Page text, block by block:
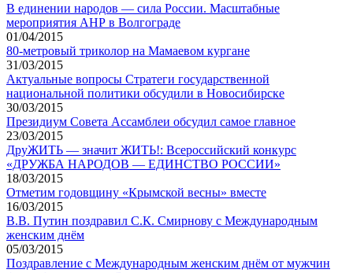
В единении народов — сила России. Масштабные
мероприятия АНР в Волгограде
01/04/2015
80-метровый триколор на Мамаевом кургане
31/03/2015
Актуальные вопросы Стратеги государственной
национальной политики обсудили в Новосибирске
30/03/2015
Президиум Совета Ассамблеи обсудил самое главное
23/03/2015
ДруЖИТЬ — значит ЖИТЬ!: Всероссийский конкурс
«ДРУЖБА НАРОДОВ — ЕДИНСТВО РОССИИ»
18/03/2015
Отметим годовщину «Крымской весны» вместе
16/03/2015
В.В. Путин поздравил С.К. Смирнову с Международным
женским днём
05/03/2015
Поздравление с Международным женским днём от мужчин